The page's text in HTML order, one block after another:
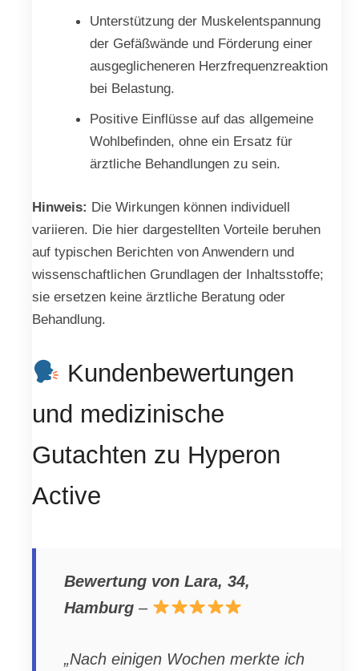
Unterstützung der Muskelentspannung
der Gefäßwände und Förderung einer
ausgeglicheneren Herzfrequenzreaktion
bei Belastung.
Positive Einflüsse auf das allgemeine
Wohlbefinden, ohne ein Ersatz für
ärztliche Behandlungen zu sein.
Hinweis: Die Wirkungen können individuell
variieren. Die hier dargestellten Vorteile beruhen
auf typischen Berichten von Anwendern und
wissenschaftlichen Grundlagen der Inhaltsstoffe;
sie ersetzen keine ärztliche Beratung oder
Behandlung.
Kundenbewertungen
und medizinische
Gutachten zu Hyperon
Active
Bewertung von Lara, 34,
Hamburg –
„Nach einigen Wochen merkte ich